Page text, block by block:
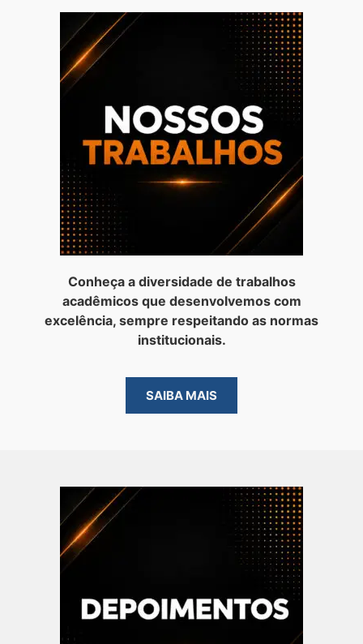
Conheça a diversidade de trabalhos
acadêmicos que desenvolvemos com
excelência, sempre respeitando as normas
institucionais.
SAIBA MAIS